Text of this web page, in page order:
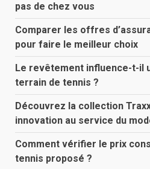
pas de chez vous
Comparer les offres
pour faire le meilleur choix
Le revêtement influence-t-il
terrain de tennis ?
Découvrez la collection
innovation au service du
Comment vérifier le prix
tennis proposé ?